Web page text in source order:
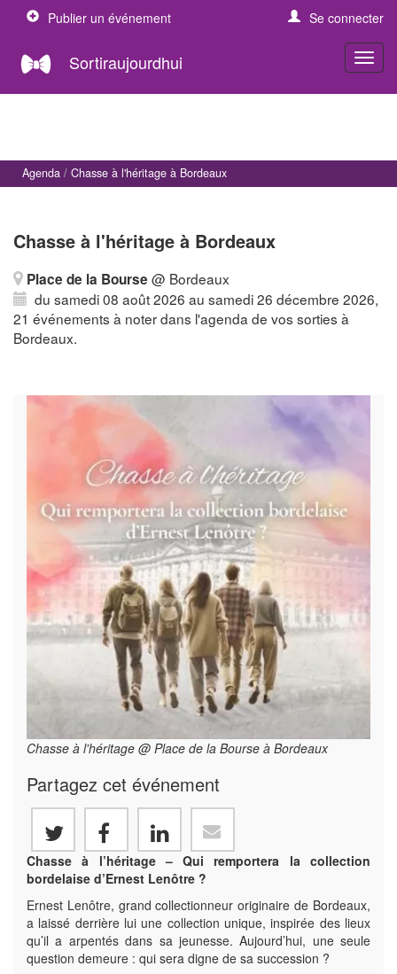
Publier un événement Se connecter
Sortiraujourdhui
Agenda Chasse à l'héritage à Bordeaux
Chasse à l'héritage à Bordeaux
Place de la Bourse @ Bordeaux
du samedi 08 août 2026 au samedi 26 décembre 2026,
21 événements à noter dans l'agenda de vos sorties à
Bordeaux.
Chasse à l'héritage @ Place de la Bourse à Bordeaux
Partagez cet événement
Chasse à l’héritage – Qui remportera la collection
bordelaise d’Ernest Lenôtre ?
Ernest Lenôtre, grand collectionneur originaire de Bordeaux,
a laissé derrière lui une collection unique, inspirée des lieux
qu’il a arpentés dans sa jeunesse. Aujourd’hui, une seule
question demeure : qui sera digne de sa succession ?